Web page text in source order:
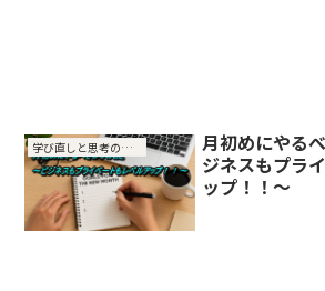
学び直しと思考の整理
月初めにやる
ジネスもプラ
ップ！！～